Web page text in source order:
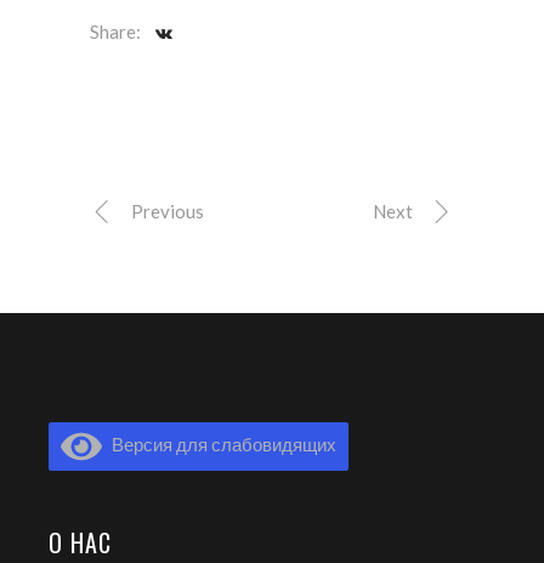
Share:
Previous Next
Версия для слабовидящих
О НАС